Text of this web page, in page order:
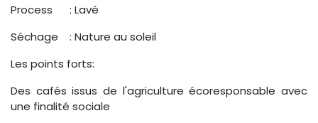
Process : Lavé
Séchage : Nature au soleil
Les points forts:
Des cafés issus de l'agriculture écoresponsable avec
une finalité sociale